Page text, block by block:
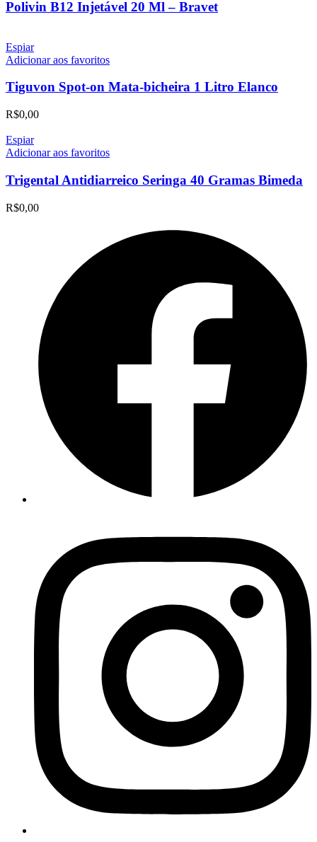
Polivin B12 Injetável 20 Ml – Bravet
Espiar
Adicionar aos favoritos
Tiguvon Spot-on Mata-bicheira 1 Litro Elanco
R$0,00
Espiar
Adicionar aos favoritos
Trigental Antidiarreico Seringa 40 Gramas Bimeda
R$0,00